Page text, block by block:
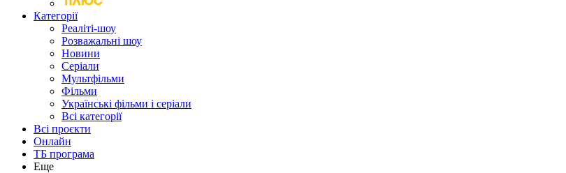
Категорії
Реаліті-шоу
Розважальні шоу
Новини
Серіали
Мультфільми
Фільми
Українські фільми і серіали
Всі категорії
Всі проєкти
Онлайн
ТБ програма
Еще